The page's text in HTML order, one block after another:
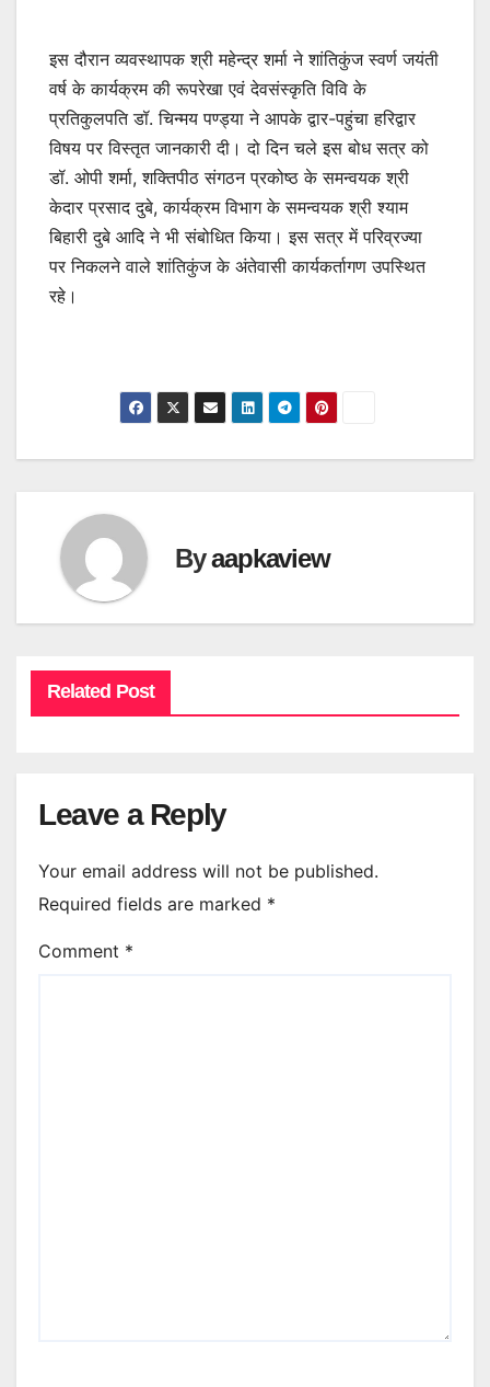
इस दौरान व्यवस्थापक श्री महेन्द्र शर्मा ने शांतिकुंज स्वर्ण जयंती
वर्ष के कार्यक्रम की रूपरेखा एवं देवसंस्कृति विवि के
प्रतिकुलपति डॉ. चिन्मय पण्ड्या ने आपके द्वार-पहुंचा हरिद्वार
विषय पर विस्तृत जानकारी दी। दो दिन चले इस बोध सत्र को
डॉ. ओपी शर्मा, शक्तिपीठ संगठन प्रकोष्ठ के समन्वयक श्री
केदार प्रसाद दुबे, कार्यक्रम विभाग के समन्वयक श्री श्याम
बिहारी दुबे आदि ने भी संबोधित किया। इस सत्र में परिव्रज्या
पर निकलने वाले शांतिकुंज के अंतेवासी कार्यकर्तागण उपस्थित
रहे।
Byaapkaview
Related Post
Leave a Reply
Your email address will not be published.
Required fields are marked *
Comment *